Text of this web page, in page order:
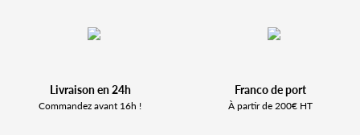
Livraison en 24h
Commandez avant 16h !
Franco de port
À partir de 200€ HT